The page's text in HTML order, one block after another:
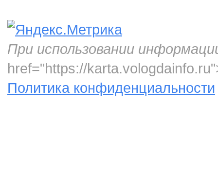
При использовании
href="https://
Политика конфиденциальности